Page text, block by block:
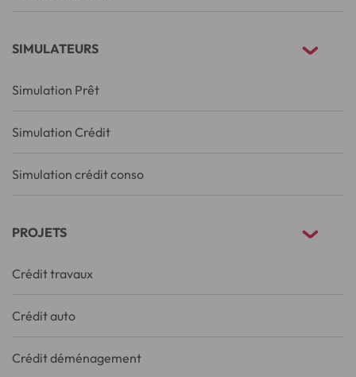
SIMULATEURS
Simulation Prêt
Simulation Crédit
Simulation crédit conso
PROJETS
Crédit travaux
Crédit auto
Crédit déménagement